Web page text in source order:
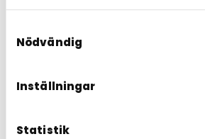
Nödvändig
Inställningar
Statistik